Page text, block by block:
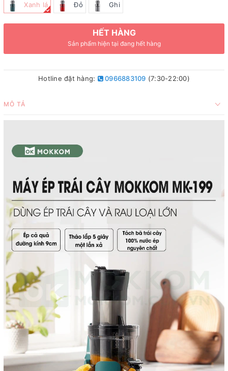
Xanh lá Đỏ Ghi
HẾT HÀNG
Sản phẩm hiện tại đang hết hàng
Hotline đặt hàng: 0966883109 (7:30-22:00)
MÔ TẢ